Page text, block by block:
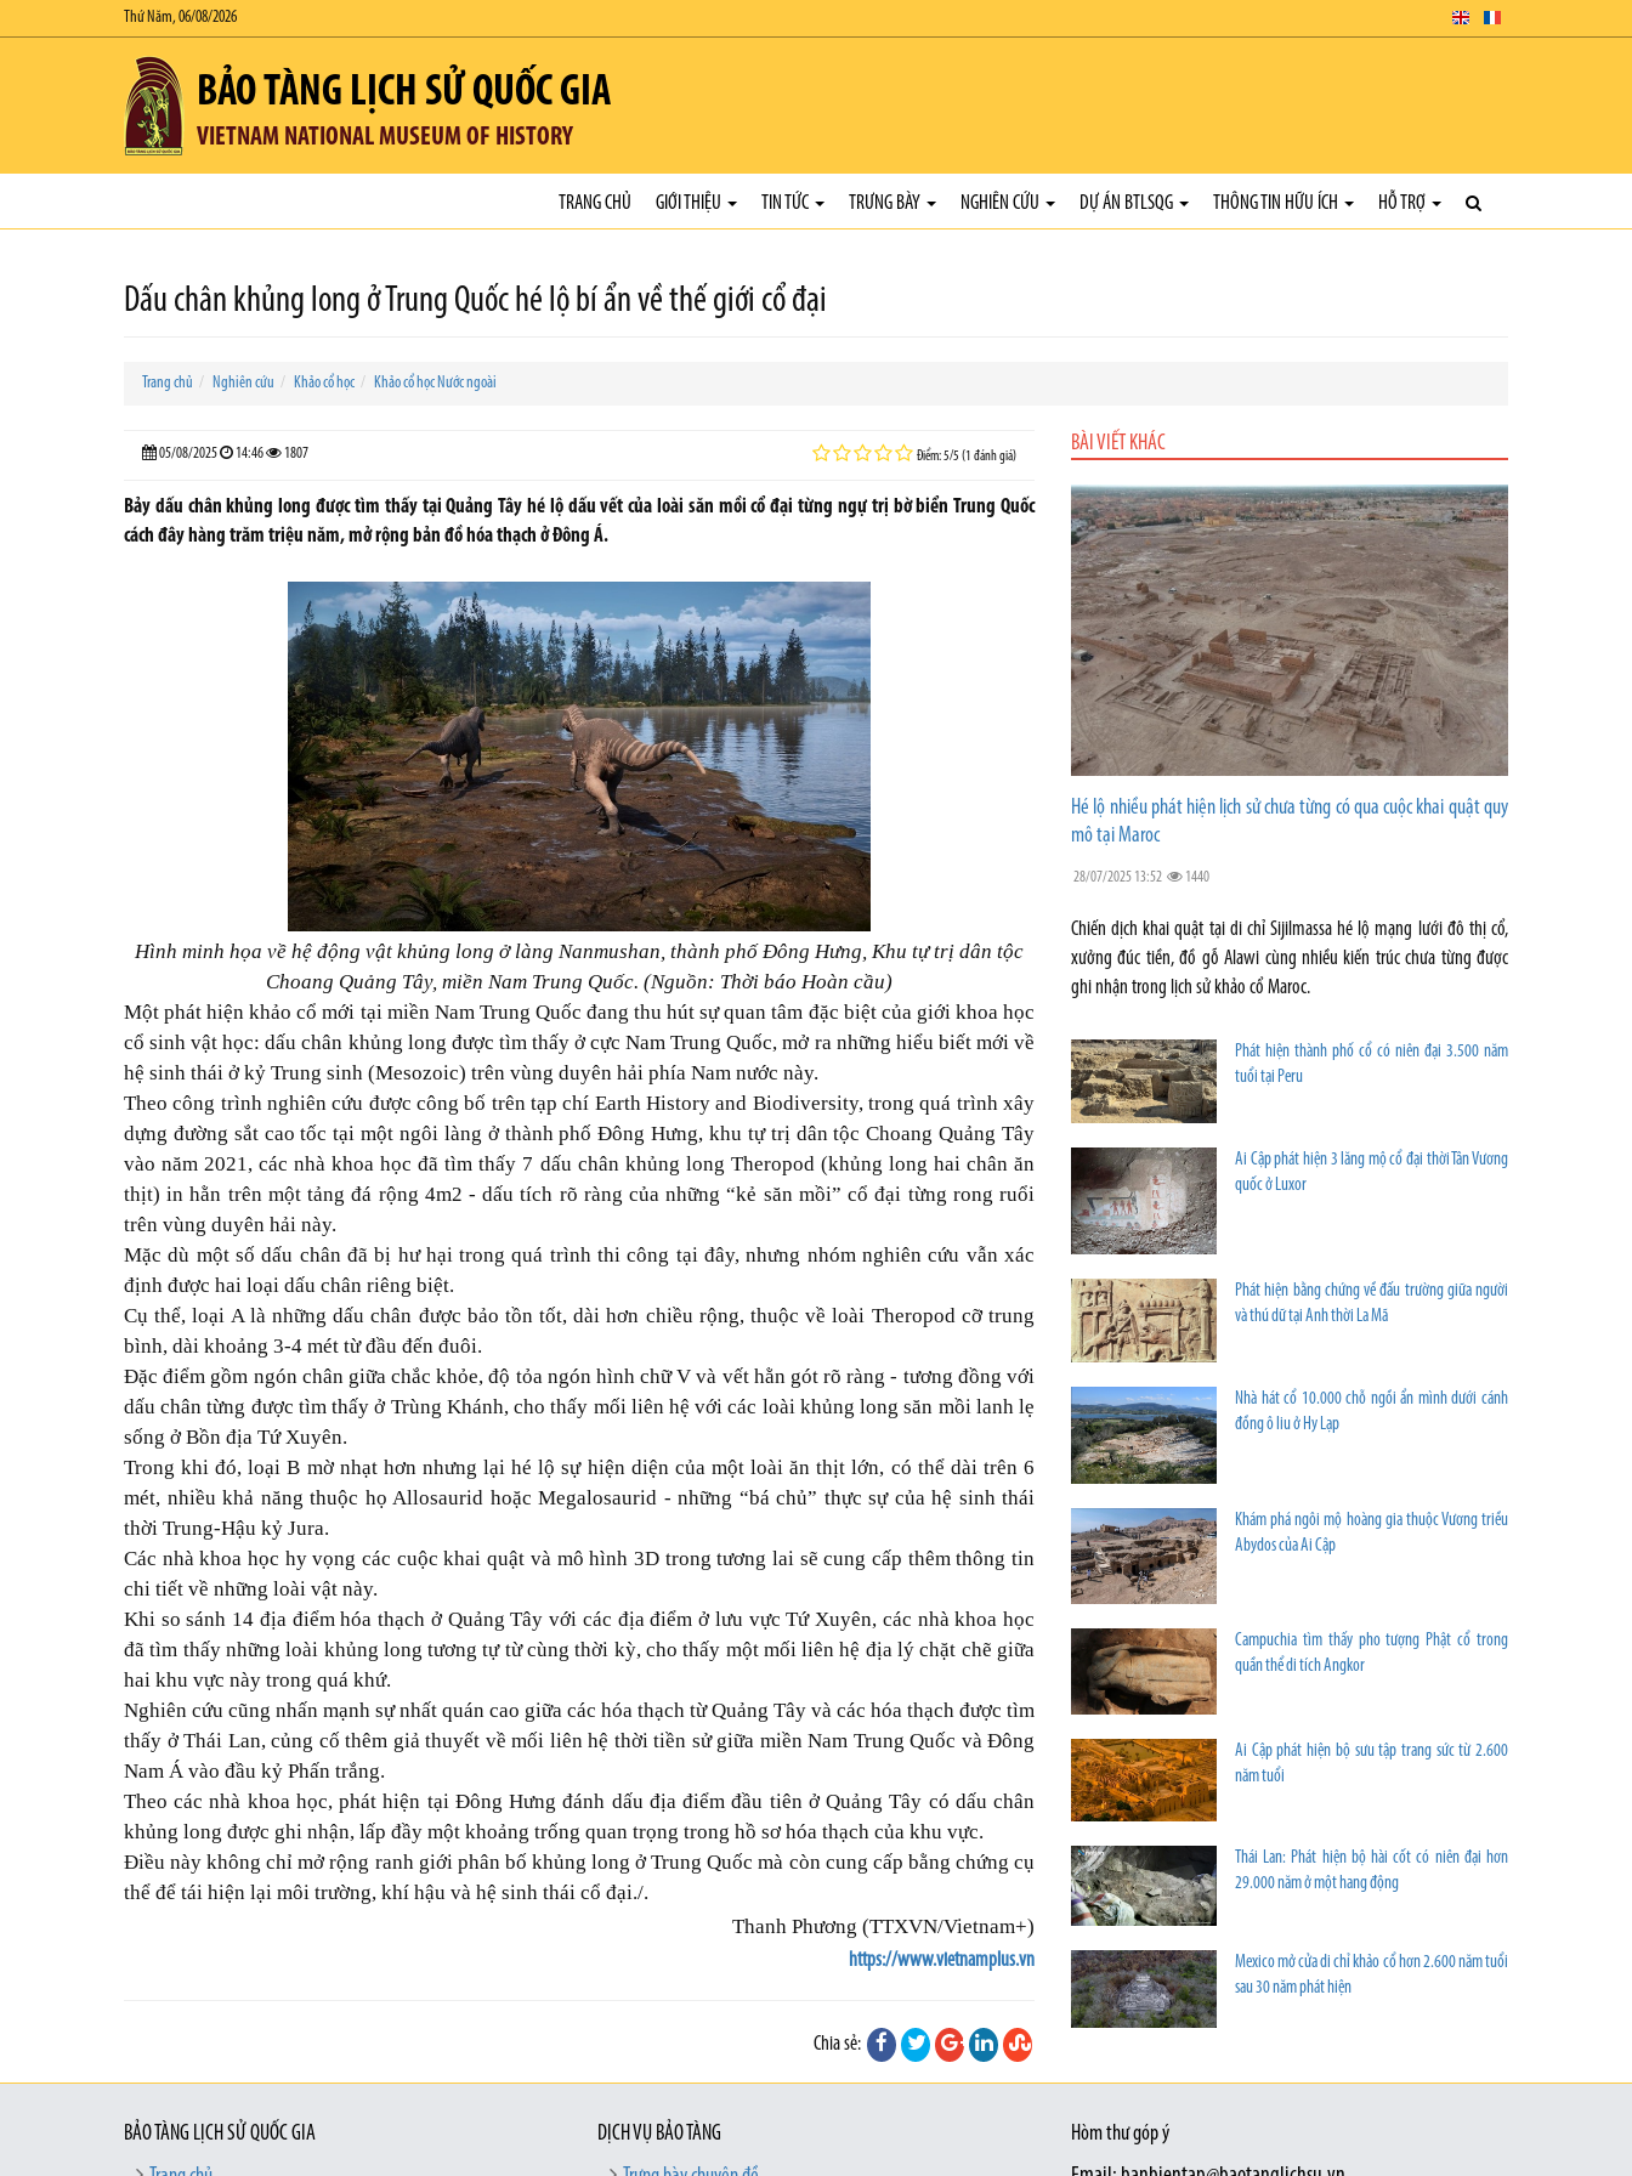
Thứ Năm, 06/08/2026
BẢO TÀNG LỊCH SỬ QUỐC GIA
VIETNAM NATIONAL MUSEUM OF HISTORY
TRANG CHỦ GIỚI THIỆU TIN TỨC TRƯNG BÀY NGHIÊN CỨU DỰ ÁN BTLSQG THÔNG TIN HỮU ÍCH HỖ TRỢ
Dấu chân khủng long ở Trung Quốc hé lộ bí ẩn về thế giới cổ đại
Trang chủ Nghiên cứu Khảo cổ học Khảo cổ học Nước ngoài
05/08/2025 14:46 1807 Điểm: 5/5 (1 đánh giá)
Bảy dấu chân khủng long được tìm thấy tại Quảng Tây hé lộ dấu vết của loài săn mồi cổ đại từng ngự trị bờ biển Trung Quốc
cách đây hàng trăm triệu năm, mở rộng bản đồ hóa thạch ở Đông Á.
Hình minh họa về hệ động vật khủng long ở làng Nanmushan, thành phố Đông Hưng, Khu tự trị dân tộc
Choang Quảng Tây, miền Nam Trung Quốc. (Nguồn: Thời báo Hoàn cầu)
Một phát hiện khảo cổ mới tại miền Nam Trung Quốc đang thu hút sự quan tâm đặc biệt của giới khoa học
cổ sinh vật học: dấu chân khủng long được tìm thấy ở cực Nam Trung Quốc, mở ra những hiểu biết mới về
hệ sinh thái ở kỷ Trung sinh (Mesozoic) trên vùng duyên hải phía Nam nước này.
Theo công trình nghiên cứu được công bố trên tạp chí Earth History and Biodiversity, trong quá trình xây
dựng đường sắt cao tốc tại một ngôi làng ở thành phố Đông Hưng, khu tự trị dân tộc Choang Quảng Tây
vào năm 2021, các nhà khoa học đã tìm thấy 7 dấu chân khủng long Theropod (khủng long hai chân ăn
thịt) in hằn trên một tảng đá rộng 4m2 - dấu tích rõ ràng của những “kẻ săn mồi” cổ đại từng rong ruổi
trên vùng duyên hải này.
Mặc dù một số dấu chân đã bị hư hại trong quá trình thi công tại đây, nhưng nhóm nghiên cứu vẫn xác
định được hai loại dấu chân riêng biệt.
Cụ thể, loại A là những dấu chân được bảo tồn tốt, dài hơn chiều rộng, thuộc về loài Theropod cỡ trung
bình, dài khoảng 3-4 mét từ đầu đến đuôi.
Đặc điểm gồm ngón chân giữa chắc khỏe, độ tỏa ngón hình chữ V và vết hằn gót rõ ràng - tương đồng với
dấu chân từng được tìm thấy ở Trùng Khánh, cho thấy mối liên hệ với các loài khủng long săn mồi lanh lẹ
sống ở Bồn địa Tứ Xuyên.
Trong khi đó, loại B mờ nhạt hơn nhưng lại hé lộ sự hiện diện của một loài ăn thịt lớn, có thể dài trên 6
mét, nhiều khả năng thuộc họ Allosaurid hoặc Megalosaurid - những “bá chủ” thực sự của hệ sinh thái
thời Trung-Hậu kỷ Jura.
Các nhà khoa học hy vọng các cuộc khai quật và mô hình 3D trong tương lai sẽ cung cấp thêm thông tin
chi tiết về những loài vật này.
Khi so sánh 14 địa điểm hóa thạch ở Quảng Tây với các địa điểm ở lưu vực Tứ Xuyên, các nhà khoa học
đã tìm thấy những loài khủng long tương tự từ cùng thời kỳ, cho thấy một mối liên hệ địa lý chặt chẽ giữa
hai khu vực này trong quá khứ.
Nghiên cứu cũng nhấn mạnh sự nhất quán cao giữa các hóa thạch từ Quảng Tây và các hóa thạch được tìm
thấy ở Thái Lan, củng cố thêm giả thuyết về mối liên hệ thời tiền sử giữa miền Nam Trung Quốc và Đông
Nam Á vào đầu kỷ Phấn trắng.
Theo các nhà khoa học, phát hiện tại Đông Hưng đánh dấu địa điểm đầu tiên ở Quảng Tây có dấu chân
khủng long được ghi nhận, lấp đầy một khoảng trống quan trọng trong hồ sơ hóa thạch của khu vực.
Điều này không chỉ mở rộng ranh giới phân bố khủng long ở Trung Quốc mà còn cung cấp bằng chứng cụ
thể để tái hiện lại môi trường, khí hậu và hệ sinh thái cổ đại./.
Thanh Phương (TTXVN/Vietnam+)
https://www.vietnamplus.vn
Chia sẻ:
BÀI VIẾT KHÁC
Hé lộ nhiều phát hiện lịch sử chưa từng có qua cuộc khai quật quy
mô tại Maroc
28/07/2025 13:52 1440
Chiến dịch khai quật tại di chỉ Sijilmassa hé lộ mạng lưới đô thị cổ,
xưởng đúc tiền, đồ gỗ Alawi cùng nhiều kiến trúc chưa từng được
ghi nhận trong lịch sử khảo cổ Maroc.
Phát hiện thành phố cổ có niên đại 3.500 năm
tuổi tại Peru
Ai Cập phát hiện 3 lăng mộ cổ đại thời Tân Vương
quốc ở Luxor
Phát hiện bằng chứng về đấu trường giữa người
và thú dữ tại Anh thời La Mã
Nhà hát cổ 10.000 chỗ ngồi ẩn mình dưới cánh
đồng ô liu ở Hy Lạp
Khám phá ngôi mộ hoàng gia thuộc Vương triều
Abydos của Ai Cập
Campuchia tìm thấy pho tượng Phật cổ trong
quần thể di tích Angkor
Ai Cập phát hiện bộ sưu tập trang sức từ 2.600
năm tuổi
Thái Lan: Phát hiện bộ hài cốt có niên đại hơn
29.000 năm ở một hang động
Mexico mở cửa di chỉ khảo cổ hơn 2.600 năm tuổi
sau 30 năm phát hiện
BẢO TÀNG LỊCH SỬ QUỐC GIA
DỊCH VỤ BẢO TÀNG
Hòm thư góp ý